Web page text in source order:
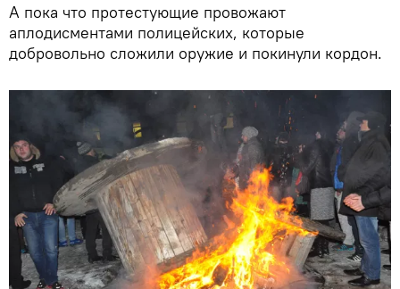
А пока что протестующие провожают
аплодисментами полицейских, которые
добровольно сложили оружие и покинули кордон.